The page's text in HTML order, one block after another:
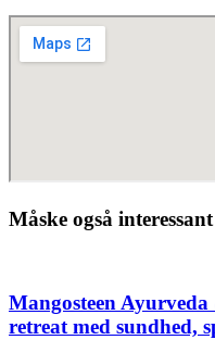
Måske også
Mangosteen
retreat med sundhed,